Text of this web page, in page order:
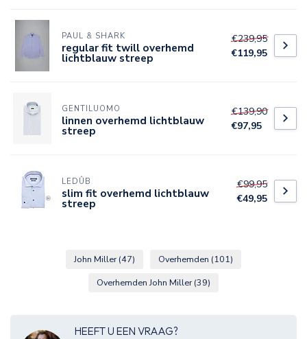
PAUL & SHARK
regular fit twill overhemd
lichtblauw streep
€239,95
€119,95
GENTILUOMO
linnen overhemd lichtblauw
streep
€139,90
€97,95
LEDÛB
slim fit overhemd lichtblauw
streep
€99,95
€49,95
John Miller(47) Overhemden (101)
Overhemden John Miller(39)
HEEFT U EEN VRAAG?